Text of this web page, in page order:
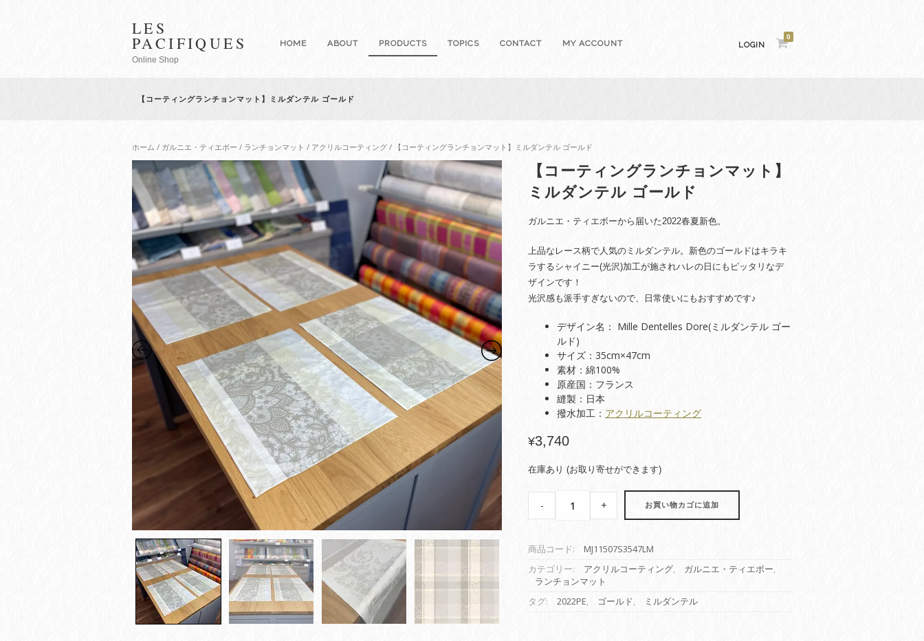
LES
PACIFIQUES
Online Shop
HOME ABOUT PRODUCTS TOPICS CONTACT MY ACCOUNT LOGIN
0
【コーティングランチョンマット】ミルダンテル ゴールド
ホーム / ガルニエ・ティエボー / ランチョンマット / アクリルコーティング / 【コーティングランチョンマット】ミルダンテル ゴールド
【コーティングランチョンマット】
ミルダンテル ゴールド
ガルニエ・ティエボーから届いた2022春夏新色。
上品なレース柄で人気のミルダンテル。新色のゴールドはキラキ
ラするシャイニー(光沢)加工が施されハレの日にもピッタリなデ
ザインです！
光沢感も派手すぎないので、日常使いにもおすすめです♪
デザイン名： Mille Dentelles Dore(ミルダンテル ゴー
ルド)
サイズ：35cm×47cm
素材：綿100%
原産国：フランス
縫製：日本
撥水加工： アクリルコーティング
¥3,740
在庫あり (お取り寄せができます)
ン
グ
ラ
ン
- + お買い物カゴに追加
商品コード:
MJ11507S3547LM
カテゴリー:
アクリルコーティング, ガルニエ・ティエボー,
ランチョンマット
タグ:
2022PE, ゴールド, ミルダンテル